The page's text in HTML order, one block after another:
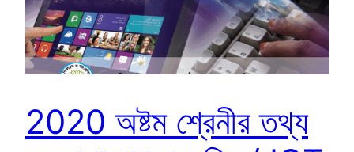
2020 অষ্টম শ্রেনীর তথ্য